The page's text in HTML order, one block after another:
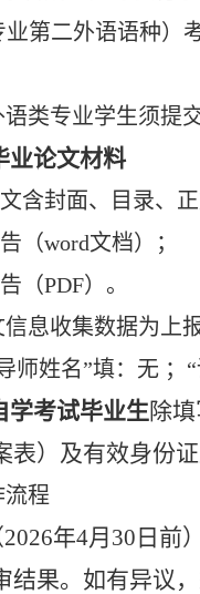
业第二外语语种）
类专业学生须提
业论文材料
含封面、目录、正
（word文档）；
（PDF）。
息收集数据为上
师姓名”填：无 ；
学考试毕业生除
表）及有效身份证
流程
年4月30日前）
结果。如有异议